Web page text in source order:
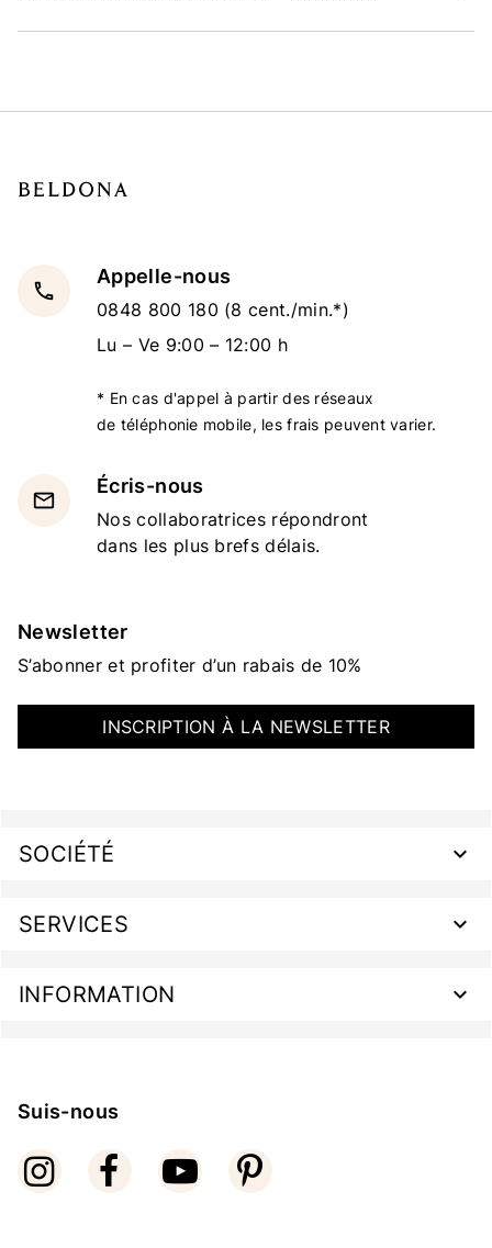
local_phone
Appelle-nous
0848 800 180 (8 cent./min.*)
Lu – Ve 9:00 – 12:00 h
* En cas d'appel à partir des réseaux
de téléphonie mobile, les frais peuvent varier.
email
Écris-nous
Nos collaboratrices répondront
dans les plus brefs délais.
Newsletter
S’abonner et profiter d’un rabais de 10%
INSCRIPTION À LA NEWSLETTER
SOCIÉTÉ
SERVICES
INFORMATION
Suis-nous